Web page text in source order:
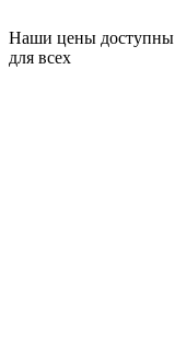
Наши цены доступны
для всех